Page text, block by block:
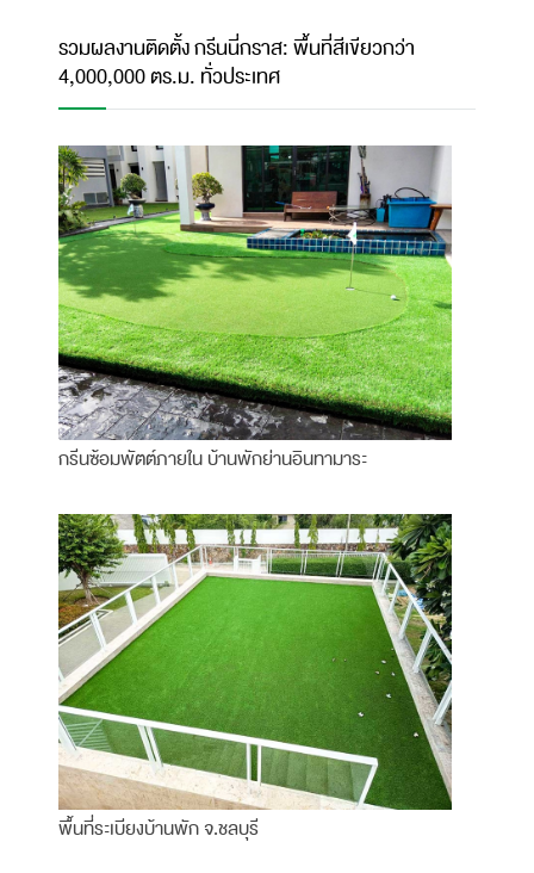
รวมผลงานติดตั้ง กรีนนี่กราส: พื้นที่สีเขียวกว่า
4,000,000 ตร.ม. ทั่วประเทศ
กรีนซ้อมพัตต์ภายใน บ้านพักย่านอินทามาระ
พื้นที่ระเบียงบ้านพัก จ.ชลบุรี